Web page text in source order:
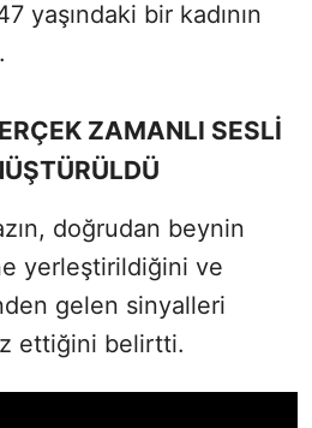
yaşındaki bir kadının
ZAMANLI SESLİ
doğrudan beynin
yerleştirildiğini ve
gelen sinyalleri
ettiğini belirtti.